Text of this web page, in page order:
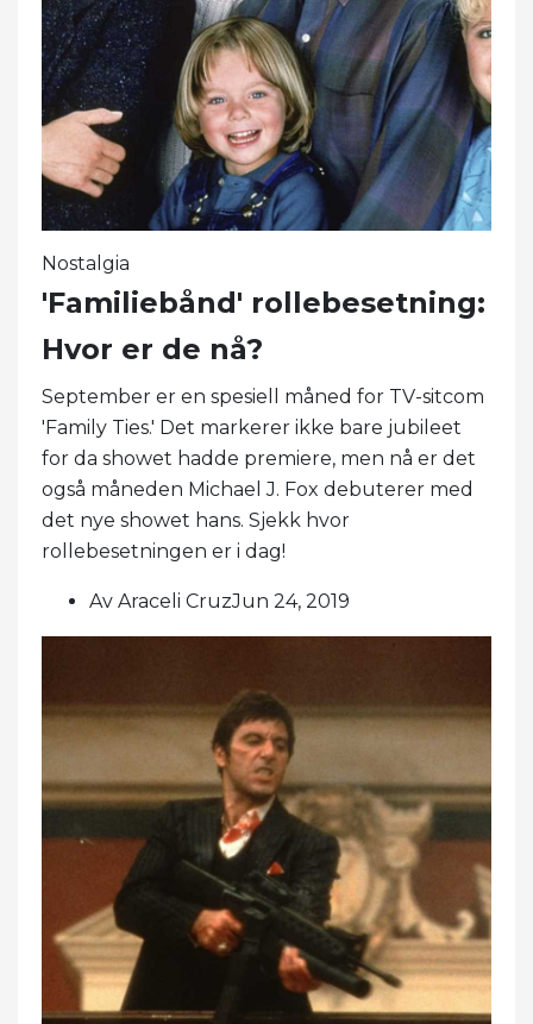
Nostalgia
'Familiebånd' rollebesetning:
Hvor er de nå?
September er en spesiell måned for TV-sitcom
'Family Ties.' Det markerer ikke bare jubileet
for da showet hadde premiere, men nå er det
også måneden Michael J. Fox debuterer med
det nye showet hans. Sjekk hvor
rollebesetningen er i dag!
Av Araceli CruzJun 24, 2019